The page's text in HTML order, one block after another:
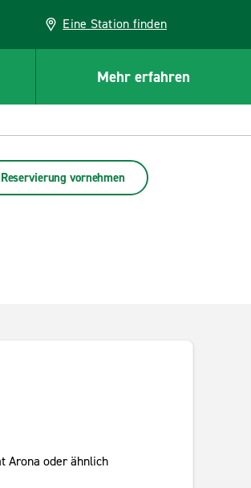
Eine Station finden
Mehr erfahren
vornehmen